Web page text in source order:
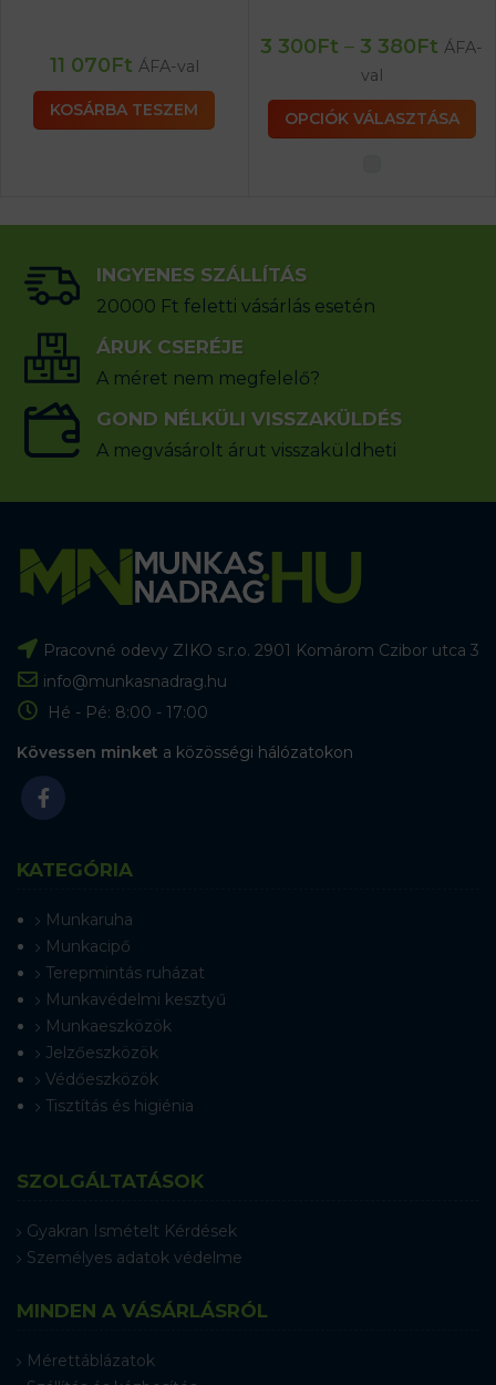
11 070Ft ÁFA-val
KOSÁRBA TESZEM
3 300Ft – 3 380Ft ÁFA-
val
OPCIÓK VÁLASZTÁSA
INGYENES SZÁLLÍTÁS
20000 Ft feletti vásárlás esetén
ÁRUK CSERÉJE
A méret nem megfelelő?
GOND NÉLKÜLI VISSZAKÜLDÉS
A megvásárolt árut visszaküldheti
Pracovné odevy ZIKO s.r.o. 2901 Komárom Czibor utca 3
info@munkasnadrag.hu
Hé - Pé: 8:00 - 17:00
Kövessen minket a közösségi hálózatokon
KATEGÓRIA
Munkaruha
Munkacipő
Terepmintás ruházat
Munkavédelmi kesztyű
Munkaeszközök
Jelzőeszközök
Védőeszközök
Tisztítás és higiénia
SZOLGÁLTATÁSOK
Gyakran Ismételt Kérdések
Személyes adatok védelme
MINDEN A VÁSÁRLÁSRÓL
Mérettáblázatok